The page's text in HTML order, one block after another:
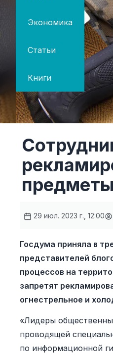
Экономика
Статьи
Книги
предметы
29 июл. 2023 г., 12:00
Госдума приняла в
представителей
процессов на
запретят
огнестрельное и
«Лидеры
проводящей
по информационной